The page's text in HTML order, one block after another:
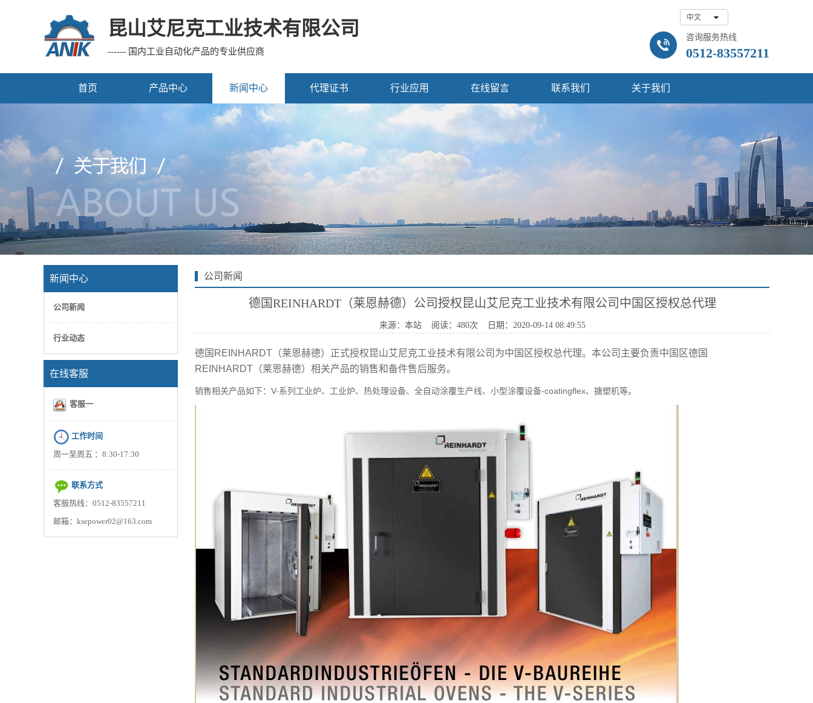
昆山艾尼克工业技术有限公司
------ 国内工业自动化产品的专业供应商
咨询服务热线
0512-83557211
首页 产品中心 新闻中心 代理证书 行业应用 在线留言 联系我们 关于我们
新闻中心
公司新闻
行业动态
在线客服
客服一
工作时间
周一至周五 ：8:30-17:30
联系方式
客服热线：0512-83557211
邮箱：ksepower02@163.com
公司新闻
首页>>新闻中心 >>公司新闻
德国REINHARDT（莱恩赫德）公司授权昆山艾尼克工业技术有限公司中国区授权总代理
来源：本站 阅读：480次 日期：2020-09-14 08:49:55
德国 REINHARDT （莱恩赫德）正式授权昆山艾尼克工业技术有限公司为中国区授权总代理。本公司主要负责中国区德国
REINHARDT （莱恩赫德）相关产品的销售和备件售后服务。
销售相关产品如下： V-系列工业炉、工业炉、热处理设备、全自动涂覆生产线、小型涂覆设备-coatingflex、搪塑机等。